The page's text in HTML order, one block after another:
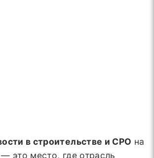
в строительстве и СРО на
это место, где отрасль